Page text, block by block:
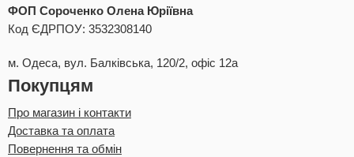
ФОП Сороченко Олена Юріївна
Код ЄДРПОУ: 3532308140
м. Одеса, вул. Балківська, 120/2, офіс 12а
Покупцям
Про магазин і контакти
Доставка та оплата
Повернення та обмін